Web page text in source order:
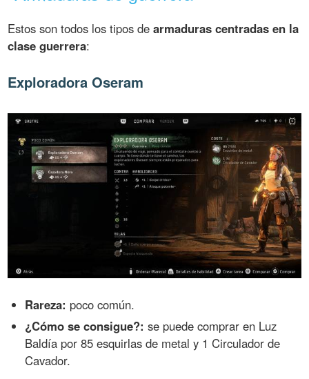
Estos son todos los tipos dearmaduras centradas en la
clase guerrera:
Exploradora Oseram
Rareza: poco común.
¿Cómo se consigue?: se puede comprar en Luz
Baldía por 85 esquirlas de metal y 1 Circulador de
Cavador.